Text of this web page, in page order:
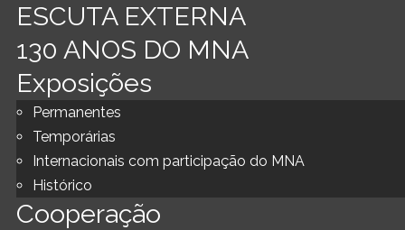
ESCUTA EXTERNA
130 ANOS DO MNA
Exposições
Permanentes
Temporárias
Internacionais com participação do MNA
Histórico
Cooperação